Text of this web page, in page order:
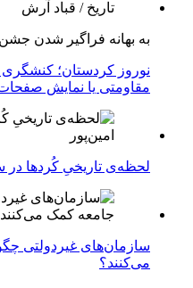
به بهانه فراگیر شدن
نوروز کردستان؛
مقاومتی یا نمایش
لحظه‌ی تاریخیِ کُردها در
سازمان‌های غیردولتی
می‌کنند؟